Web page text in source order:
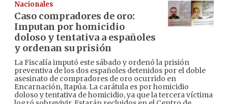
Nacionales
Caso compradores de oro:
Imputan por homicidio
doloso y tentativa a españoles
y ordenan su prisión
La Fiscalía imputó este sábado y ordenó la prisión
preventiva de los dos españoles detenidos por el doble
asesinato de compradores de oro ocurrido en
Encarnación, Itapúa. La carátula es por homicidio
doloso y tentativa de homicidio, ya que la tercera víctima